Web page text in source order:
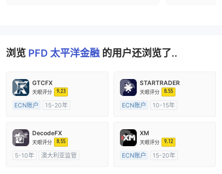
浏览 PFD 太平洋金融 的用户还浏览了..
GTCFX
天眼评分 9.23
ECN账户
15-20年
主标MT4
STARTRADER
天眼评分 8.55
ECN账户
10-15年
主标MT4
DecodeFX
天眼评分 8.55
5-10年
澳大利亚监管
XM
天眼评分 9.12
ECN账户
15-20年